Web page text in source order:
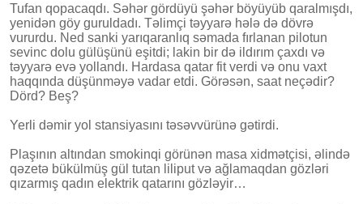
Tufan qopacaqdı. Səhər gördüyü şəhər böyüyüb qaralmışdı,
yenidən göy guruldadı. Təlimçi təyyarə hələ də dövrə
vururdu. Ned sanki yarıqaranlıq səmada fırlanan pilotun
sevinc dolu gülüşünü eşitdi; lakin bir də ildırım çaxdı və
təyyarə evə yollandı. Hardasa qatar fit verdi və onu vaxt
haqqında düşünməyə vadar etdi. Görəsən, saat neçədir?
Dörd? Beş?
Yerli dəmir yol stansiyasını təsəvvürünə gətirdi.
Plaşının altından smokinqi görünən masa xidmətçisi, əlində
qəzetə bükülmüş gül tutan liliput və ağlamaqdan gözləri
qızarmış qadın elektrik qatarını gözləyir…